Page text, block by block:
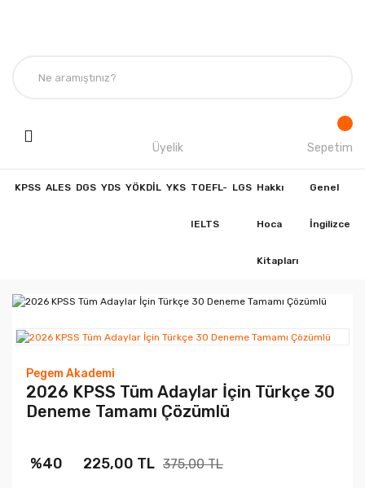
Üyelik Sepetim
KPSS ALES DGS YDS YÖKDİL YKS TOEFL-
IELTS
LGS Hakkı
Hoca
Kitapları
Genel
İngilizce
Pegem Akademi
2026 KPSS Tüm Adaylar İçin Türkçe 30
Deneme Tamamı Çözümlü
%40 225,00 TL 375,00 TL